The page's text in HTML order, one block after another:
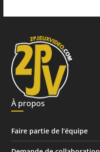
À propos
Faire partie de l’équipe